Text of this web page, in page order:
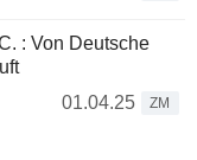
: Von Deutsche
01.04.25
ZM